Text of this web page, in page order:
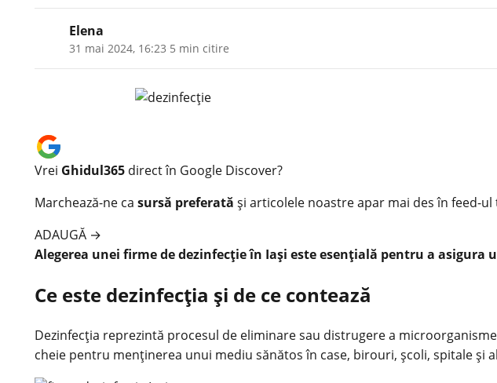
Elena
31 mai 2024, 16:23 5 min citire
Vrei Ghidul365 direct în Google Discover?
Marchează-ne ca sursă preferată și articolele noastre apar mai des în feed-ul
ADAUGĂ →
Alegerea unei firme de dezinfecție în Iași este esențială pentru a
Ce este dezinfecția și de ce contează
Dezinfecția reprezintă procesul de eliminare sau distrugere a
cheie pentru menținerea unui mediu sănătosîn case, birouri, școli, spitale și